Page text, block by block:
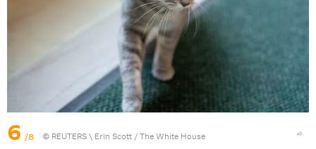
6 /8 © REUTERS \ Erin Scott / The White House